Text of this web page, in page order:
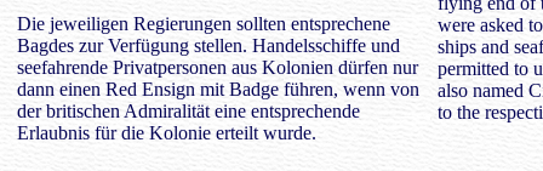
Die jeweiligen Regierungen sollten entsprechene
Bagdes zur Verfügung stellen. Handelsschiffe und
seefahrende Privatpersonen aus Kolonien dürfen nur
dann einen Red Ensign mit Badge führen, wenn von
der britischen Admiralität eine entsprechende
Erlaubnis für die Kolonie erteilt wurde.
were asked
ships and
permitted to
also named
to the